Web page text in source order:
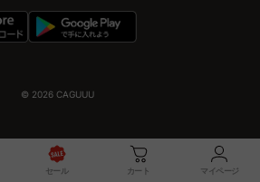
© 2026 CAGUUU
セール カート マイページ